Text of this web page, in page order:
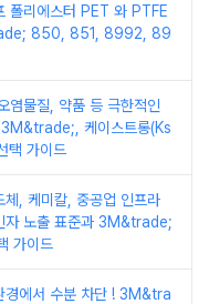
폴리에스터 PET 와 PTFE
850, 851, 8992, 89
염물질, 약품 등 극한적인
3M&trade;, 케이스트롱(Ks
택 가이드
, 케미칼, 중공업 인프라
자 노출 표준과 3M&trade;
가이드
경에서 수분 차단 ! 3M&tra